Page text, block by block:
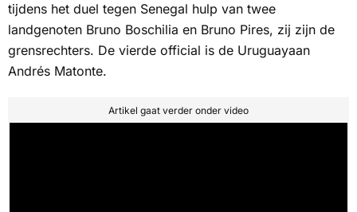
tijdens het duel tegen Senegal hulp van twee
landgenoten Bruno Boschilia en Bruno Pires, zij zijn de
grensrechters. De vierde official is de Uruguayaan
Andrés Matonte.
Artikel gaat verder onder video